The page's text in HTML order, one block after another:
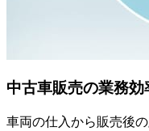
中古車販売の業務効
車両の仕入から販売後